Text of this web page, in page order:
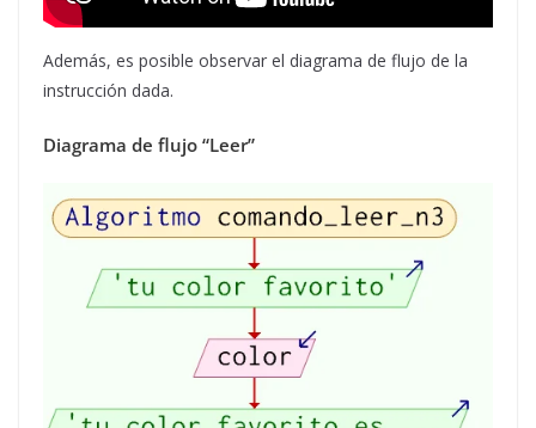
Además, es posible observar el diagrama de flujo de la
instrucción dada.
Diagrama de flujo “Leer”